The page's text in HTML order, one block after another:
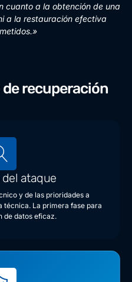
cuanto a la obtención de una
a la restauración efectiva
recuperación
ataque
y de las prioridades a
técnica. La primera fase para
de datos eficaz.